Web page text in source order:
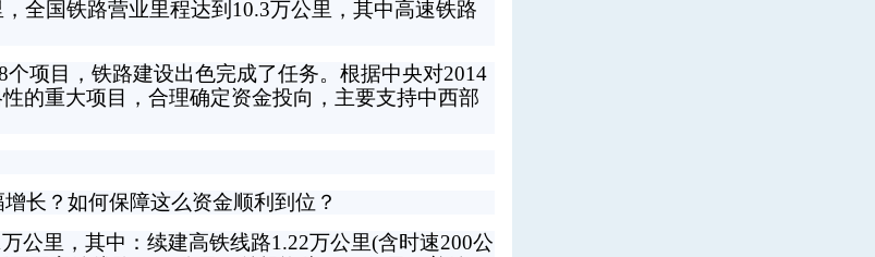
全国铁路营业里程达到10.3万公里，其中高速铁路
项目，铁路建设出色完成了任务。根据中央对2014
的重大项目，合理确定资金投向，主要支持中西部
长？如何保障这么资金顺利到位？
里，其中：续建高铁线路1.22万公里(含时速200公